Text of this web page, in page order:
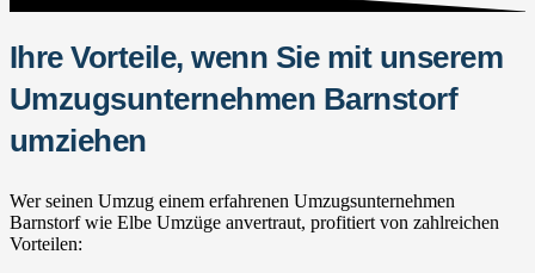
Ihre Vorteile, wenn Sie mit unserem
Umzugsunternehmen Barnstorf
umziehen
Wer seinen Umzug einem erfahrenen Umzugsunternehmen
Barnstorf wie Elbe Umzüge anvertraut, profitiert von zahlreichen
Vorteilen: